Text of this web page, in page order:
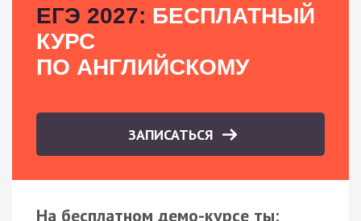
ЕГЭ 2027: БЕСПЛАТНЫЙ
КУРС
ПО АНГЛИЙСКОМУ
ЗАПИСАТЬСЯ
На бесплатном демо-курсе ты: